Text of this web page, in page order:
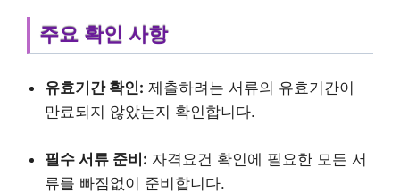
주요 확인 사항
유효기간 확인: 제출하려는 서류의 유효기간이
만료되지 않았는지 확인합니다.
필수 서류 준비: 자격요건 확인에 필요한 모든 서
류를 빠짐없이 준비합니다.